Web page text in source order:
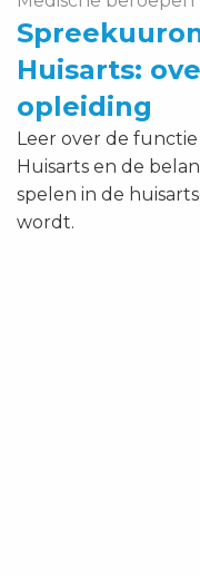
Huisarts:
opleiding
Leer over de
Huisarts en de
spelen in de
wordt.
Huisarts:
over
functie
&
opleiding